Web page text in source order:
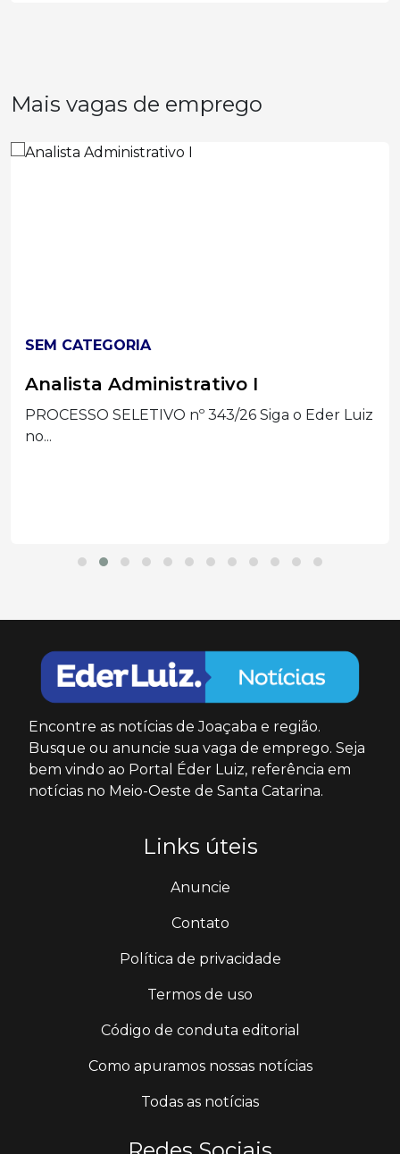
Mais vagas de emprego
SEM CATEGORIA
Analista Administrativo I
PROCESSO SELETIVO nº 343/26 Siga o Eder Luiz
no...
Encontre as notícias de Joaçaba e região.
Busque ou anuncie sua vaga de emprego. Seja
bem vindo ao Portal Éder Luiz, referência em
notícias no Meio-Oeste de Santa Catarina.
Links úteis
Anuncie
Contato
Política de privacidade
Termos de uso
Código de conduta editorial
Como apuramos nossas notícias
Todas as notícias